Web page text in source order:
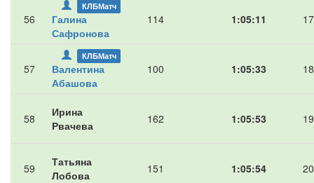
56
КЛБМатч
Галина
Сафронова
114 1:05:11 17
57
КЛБМатч
Валентина
Абашова
100 1:05:33 18
58
Ирина
Рвачева
162 1:05:53 19
59
Татьяна
Лобова
151 1:05:54 20